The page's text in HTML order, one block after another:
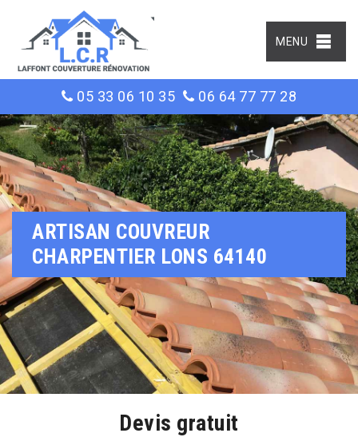
MENU
05 33 06 10 35 06 64 77 77 28
ARTISAN COUVREUR
CHARPENTIER LONS 64140
Devis gratuit